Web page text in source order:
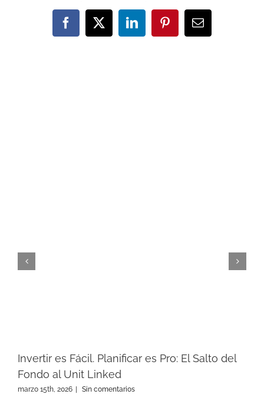
Facebook
X LinkedInPinterestCorreo
electrónico
Invertir es Fácil. Planificar es Pro: El Salto del
Fondo al Unit Linked
marzo 15th, 2026 | Sin comentarios